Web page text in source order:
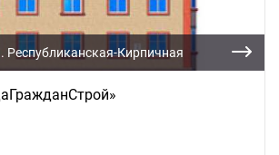
Республиканская-Кирпичная